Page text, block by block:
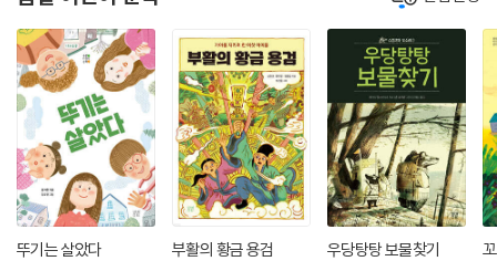
뚜기는 살았다 부활의 황금 용검 우당탕탕 보물찾기